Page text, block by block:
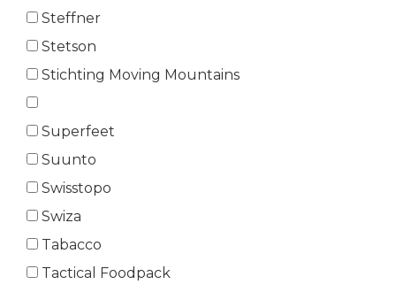
Steffner
Stetson
Stichting Moving Mountains
Superfeet
Suunto
Swisstopo
Swiza
Tabacco
Tactical Foodpack